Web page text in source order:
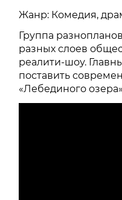
Жанр: Комедия,
Группа
разных слоев
реалити-шоу.
поставить
«Лебединого